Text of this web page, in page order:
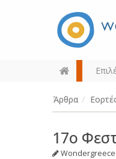
Άρθρα /
17ο